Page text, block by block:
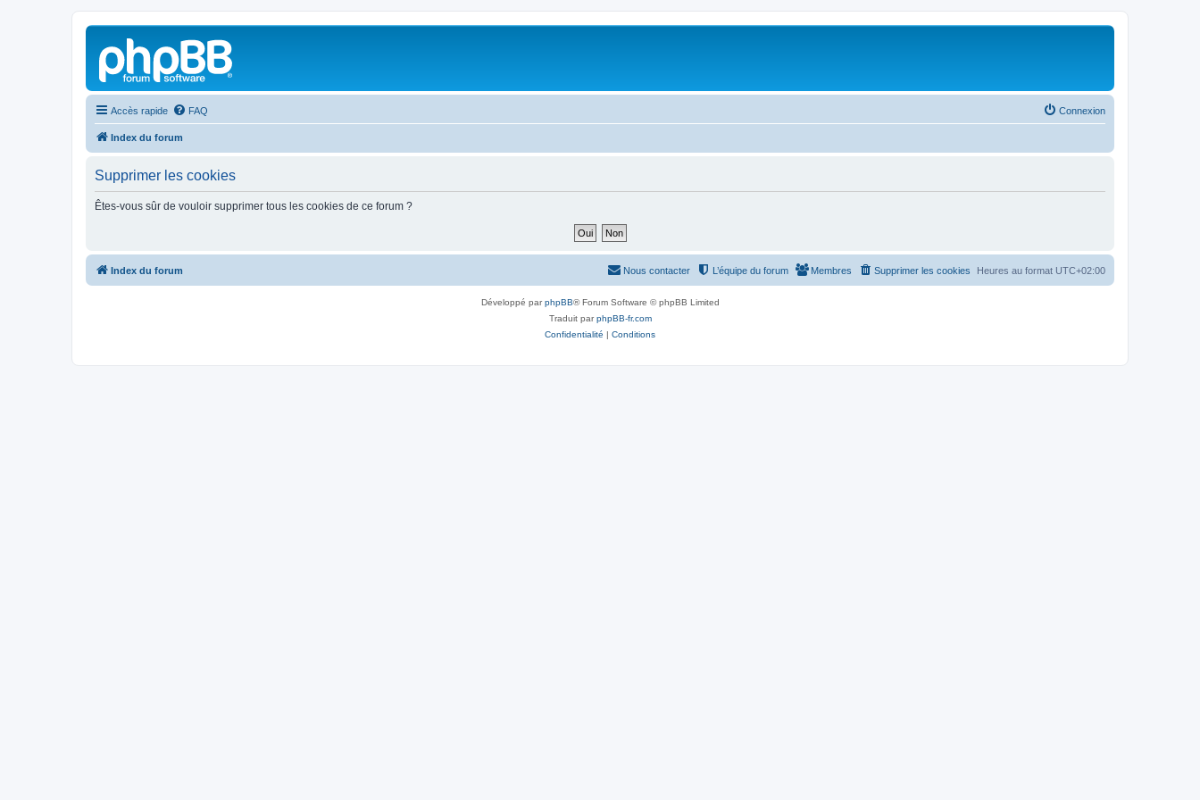
Accès rapide FAQ Connexion
Index du forum
Supprimer les cookies
Êtes-vous sûr de vouloir supprimer tous les cookies de ce forum ?
Index du forum Heures au format UTC+02:00
Supprimer les cookies
Membres
L’équipe du forum
Nous contacter
Développé parphpBB® Forum Software © phpBB Limited
Traduit parphpBB-fr.com
Confidentialité | Conditions